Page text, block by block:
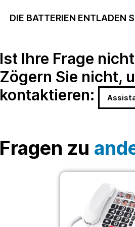
DIE BATTERIEN ENTLADEN
Ist Ihre Frage
Zögern Sie nicht,
kontaktieren:
Fragen zu